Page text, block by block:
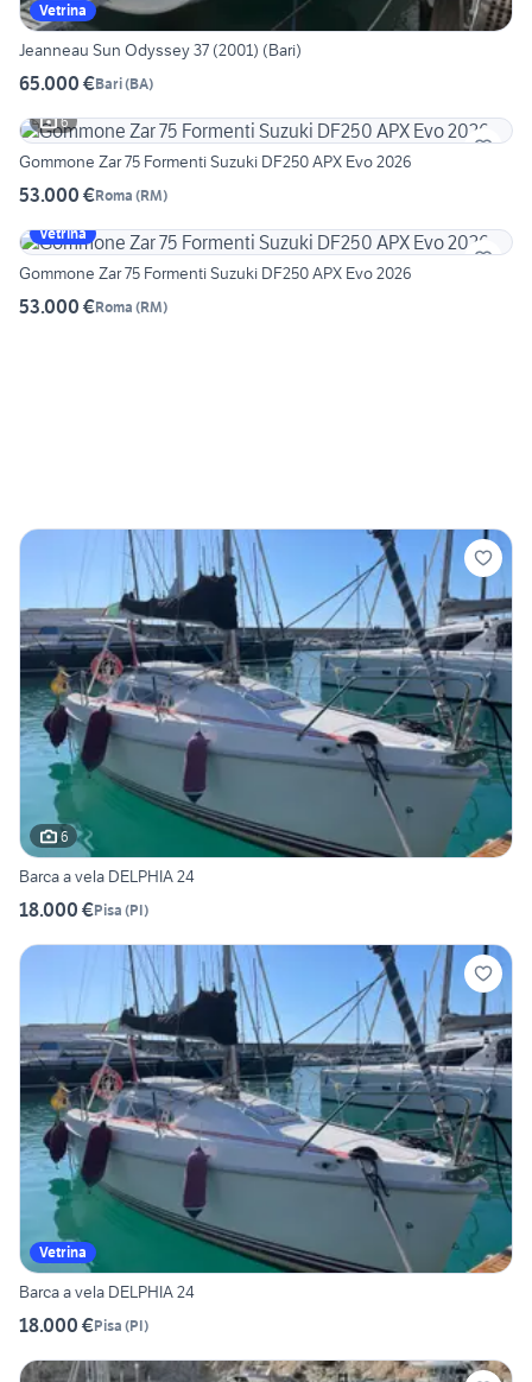
Vetrina
Jeanneau Sun Odyssey 37 (2001) (Bari)
65.000 €Bari(BA)
6
Gommone Zar 75 Formenti Suzuki DF250 APX Evo 2026
53.000 €Roma (RM)
Vetrina
Gommone Zar 75 Formenti Suzuki DF250 APX Evo 2026
53.000 €Roma (RM)
6
Barca a vela DELPHIA 24
18.000 €Pisa (PI)
Vetrina
Barca a vela DELPHIA 24
18.000 €Pisa (PI)